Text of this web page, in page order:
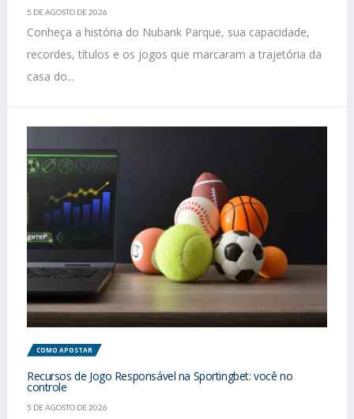
5 DE AGOSTO DE 2026
Conheça a história do Nubank Parque, sua capacidade,
recordes, títulos e os jogos que marcaram a trajetória da
casa do...
COMO APOSTAR
Recursos de Jogo Responsável na Sportingbet: você no
controle
5 DE AGOSTO DE 2026